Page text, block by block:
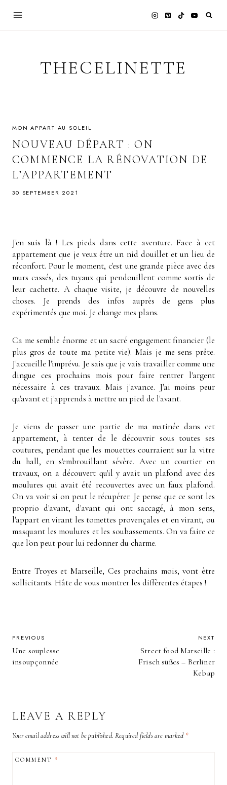
THECELINETTE
MON APPART AU SOLEIL
NOUVEAU DÉPART : ON
COMMENCE LA RÉNOVATION DE
L’APPARTEMENT
30 SEPTEMBER 2021
J'en suis là ! Les pieds dans cette aventure. Face à cet
appartement que je veux être un nid douillet et un lieu de
réconfort. Pour le moment, c'est une grande pièce avec des
murs cassés, des tuyaux qui pendouillent comme sortis de
leur cachette. A chaque visite, je découvre de nouvelles
choses. Je prends des infos auprès de gens plus
expérimentés que moi. Je change mes plans.
Ca me semble énorme et un sacré engagement financier (le
plus gros de toute ma petite vie). Mais je me sens prête.
J'accueille l'imprévu. Je sais que je vais travailler comme une
dingue ces prochains mois pour faire rentrer l'argent
nécessaire à ces travaux. Mais j'avance. J'ai moins peur
qu'avant et j'apprends à mettre un pied de l'avant.
Je viens de passer une partie de ma matinée dans cet
appartement, à tenter de le découvrir sous toutes ses
coutures, pendant que les mouettes courraient sur la vitre
du hall, en s'embrouillant sévère. Avec un courtier en
travaux, on a découvert qu'il y avait un plafond avec des
moulures qui avait été recouvertes avec un faux plafond.
On va voir si on peut le récupérer. Je pense que ce sont les
proprio d'avant, d'avant qui ont saccagé, à mon sens,
l'appart en virant les tomettes provençales et en virant, ou
masquant les moulures et les soubassements. On va faire ce
que l'on peut pour lui redonner du charme.
Entre Troyes et Marseille, Ces prochains mois, vont être
sollicitants. Hâte de vous montrer les différentes étapes !
POST
NAVIGATION
PREVIOUS
Une souplesse
insoupçonnée
NEXT
Street food Marseille :
Frisch süßes – Berliner
Kebap
LEAVE A REPLY
Your email address will not be published. Required fields are marked *
COMMENT*